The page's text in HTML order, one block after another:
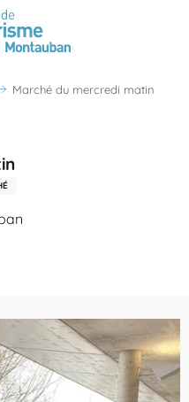
Marché du mercredi matin